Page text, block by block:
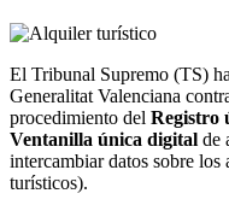
El Tribunal Supremo (TS)
Generalitat Valenciana
procedimiento del Registro
Ventanilla única digital de
intercambiar datos sobre
turísticos).